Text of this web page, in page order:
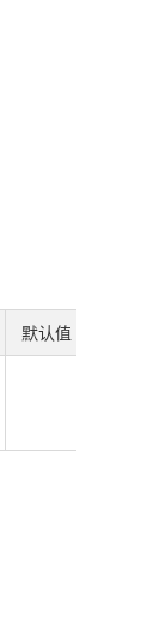
默认值